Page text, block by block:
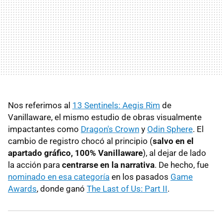
Nos referimos al 13 Sentinels: Aegis Rim de
Vanillaware, el mismo estudio de obras visualmente
impactantes como Dragon's Crown y Odin Sphere. El
cambio de registro chocó al principio (salvo en el
apartado gráfico, 100% Vanillaware), al dejar de lado
la acción para centrarse en la narrativa. De hecho, fue
nominado en esa categoría en los pasados Game
Awards, donde ganó The Last of Us: Part II.